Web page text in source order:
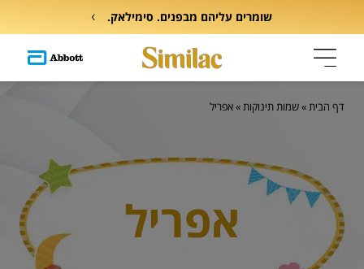
שומרים עליהם מבפנים. סימילאק.
אפריל
דף הבית»שמות תינוקות»אפריל